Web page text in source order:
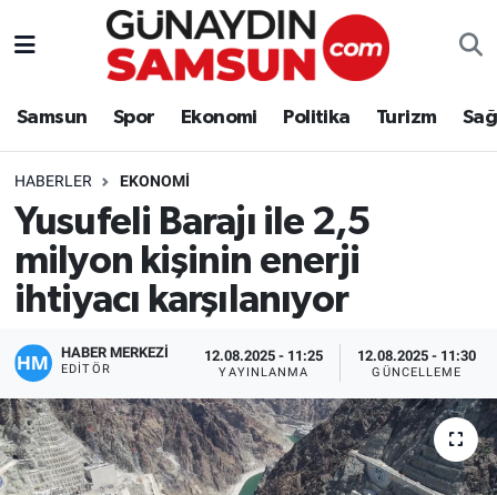
Samsun Spor Ekonomi Politika Turizm
HABERLER EKONOMI
Yusufeli Barajı ile 2,5
milyon kişinin enerji
ihtiyacı karşılanıyor
HABER MERKEZİ
EDITÖR
12.08.2025 - 11:25
YAYINLANMA
12.08.2025 - 11:30
GÜNCELLEME
Samsun
Politika
Turizm
Sağlık
Eğitim
Yaşam
Nöbetçi Eczaneler
Süper Lig Puan Durumu ve Fikstür
Tüm Manşetler
Son Dakika Haberleri
Haber Arşivi